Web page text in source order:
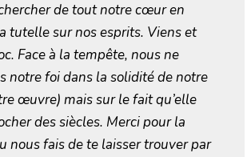
de tout notre cœur en
tutelle sur nos esprits. Viens et
Face à la tempête, nous ne
notre foi dans la solidité de notre
œuvre) mais sur le fait qu’elle
des siècles. Merci pour la
nous fais de te laisser trouver par